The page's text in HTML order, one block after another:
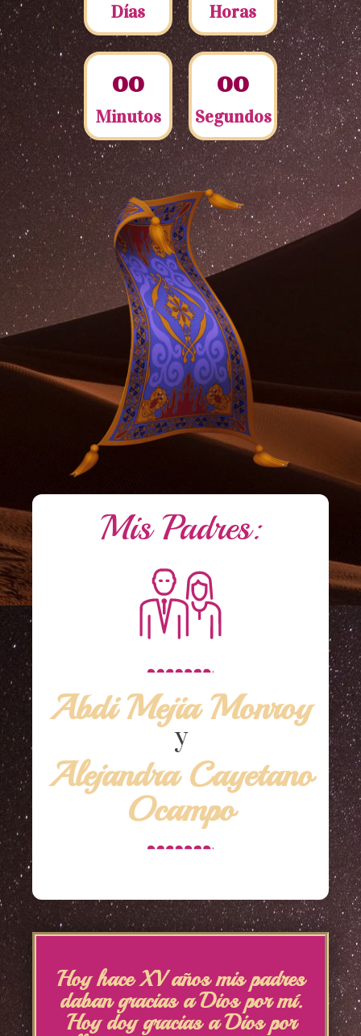
Días Horas
00
Minutos
00
Segundos
Mis Padres:
Abdi Mejia Monroy
y
Alejandra Cayetano
Ocampo
Hoy hace XV años mis padres
daban gracias a Dios por mí.
Hoy doy gracias a Dios por